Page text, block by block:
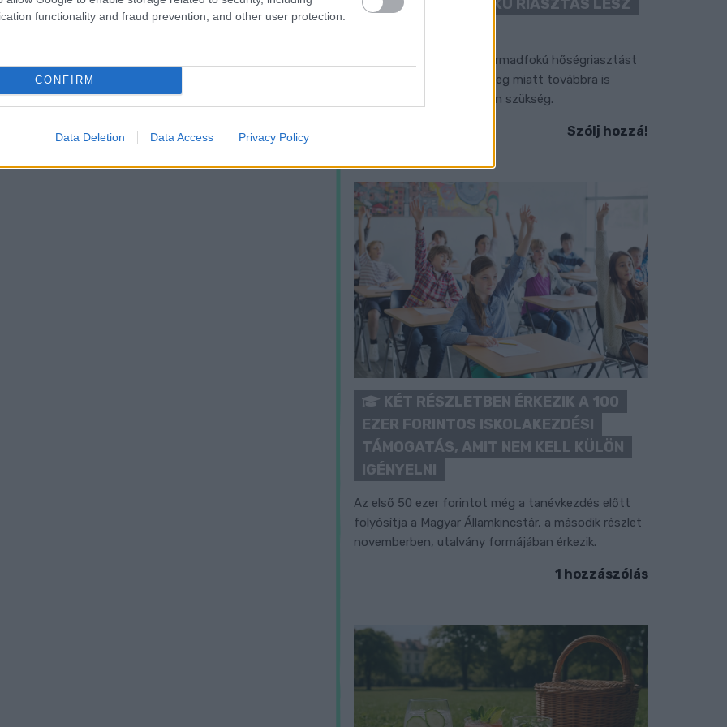
functionality and fraud prevention, and other user protection.
CONFIRM
Data Deletion Data Access Privacy Policy
“CSAK” MÁSODFOKÚ RIASZTÁS LESZ
A július vége óta tartó harmadfokú hőségriasztást
mérséklik, de a tartós meleg miatt továbbra is
fokozott óvatosságra van szükség.
Szólj hozzá!
KÉT RÉSZLETBEN ÉRKEZIK A 100
EZER FORINTOS ISKOLAKEZDÉSI
TÁMOGATÁS, AMIT NEM KELL KÜLÖN
IGÉNYELNI
Az első 50 ezer forintot még a tanévkezdés előtt
folyósítja a Magyar Államkincstár, a második részlet
novemberben, utalvány formájában érkezik.
1 hozzászólás